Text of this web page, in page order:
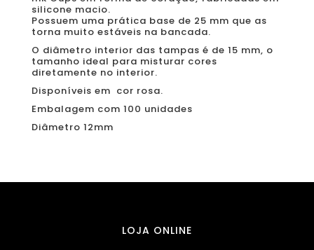
silicone macio.
Possuem uma prática base de 25 mm que as
torna muito estáveis ​​na bancada.
O diâmetro interior das tampas é de 15 mm, o
tamanho ideal para misturar cores
diretamente no interior.
Disponíveis em cor rosa.
Embalagem com 100 unidades
Diâmetro 12mm
LOJA ONLINE